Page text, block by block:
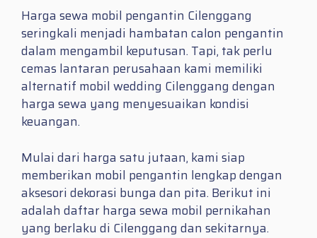
Harga sewa mobil pengantin Cilenggang
seringkali menjadi hambatan calon pengantin
dalam mengambil keputusan. Tapi, tak perlu
cemas lantaran perusahaan kami memiliki
alternatif mobil wedding Cilenggang dengan
harga sewa yang menyesuaikan kondisi
keuangan.
Mulai dari harga satu jutaan, kami siap
memberikan mobil pengantin lengkap dengan
aksesori dekorasi bunga dan pita. Berikut ini
adalah daftar harga sewa mobil pernikahan
yang berlaku di Cilenggang dan sekitarnya.